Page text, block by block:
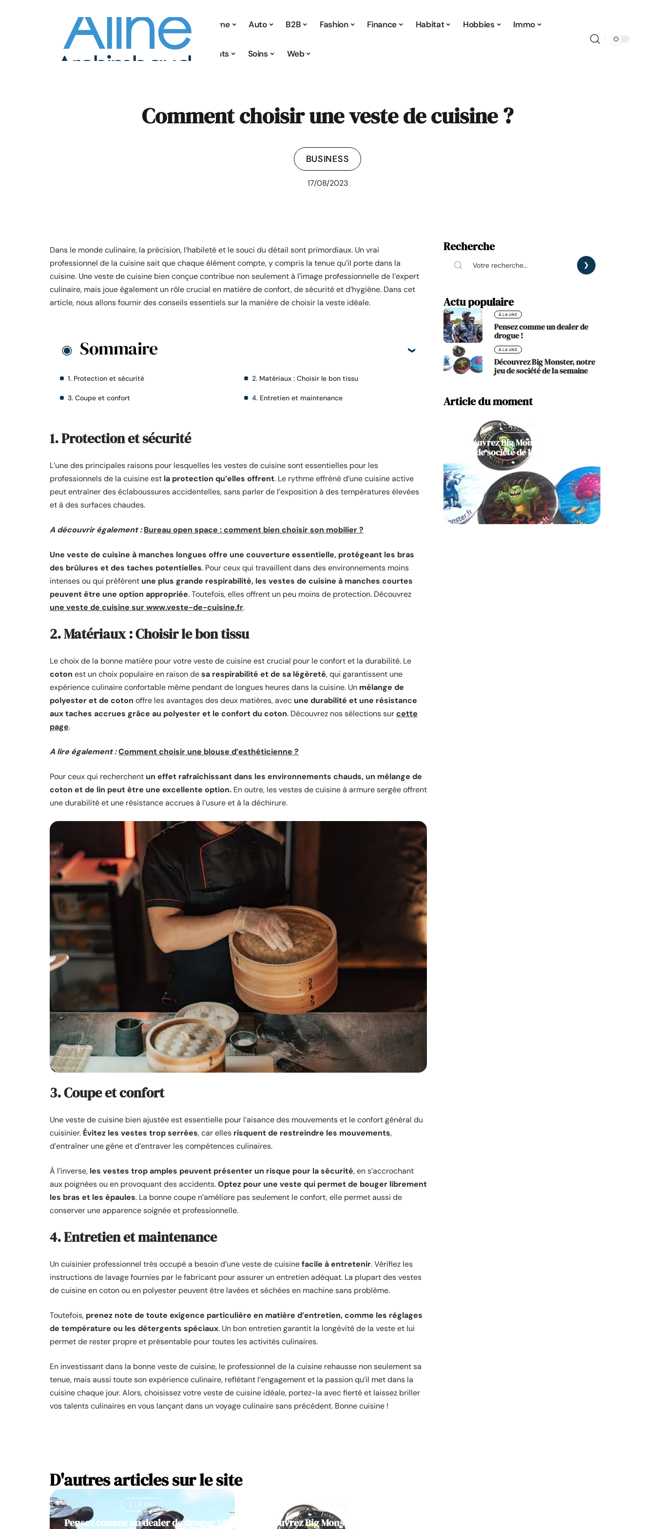
À la une Auto B2B Fashion Finance Habitat Hobbies Immo
Parents Soins Web
Comment choisir une veste de cuisine ?
BUSINESS
17/08/2023
Dans le monde culinaire, la précision, l’habileté et le souci du détail sont primordiaux. Un vrai
professionnel de la cuisine sait que chaque élément compte, y compris la tenue qu’il porte dans la
cuisine. Une veste de cuisine bien conçue contribue non seulement à l’image professionnelle de l’expert
culinaire, mais joue également un rôle crucial en matière de confort, de sécurité et d’hygiène. Dans cet
article, nous allons fournir des conseils essentiels sur la manière de choisir la veste idéale.
Sommaire
1. Protection et sécurité 2. Matériaux : Choisir le bon tissu
3. Coupe et confort 4. Entretien et maintenance
1. Protection et sécurité
L’une des principales raisons pour lesquelles les vestes de cuisine sont essentielles pour les
professionnels de la cuisine est la protection qu’elles offrent. Le rythme effréné d’une cuisine active
peut entraîner des éclaboussures accidentelles, sans parler de l’exposition à des températures élevées
et à des surfaces chaudes.
A découvrir également : Bureau open space : comment bien choisir son mobilier ?
Une veste de cuisine à manches longues offre une couverture essentielle, protégeant les bras
des brûlures et des taches potentielles. Pour ceux qui travaillent dans des environnements moins
intenses ou qui préfèrent une plus grande respirabilité, les vestes de cuisine à manches courtes
peuvent être une option appropriée. Toutefois, elles offrent un peu moins de protection. Découvrez
une veste de cuisine sur www.veste-de-cuisine.fr.
2. Matériaux : Choisir le bon tissu
Le choix de la bonne matière pour votre veste de cuisine est crucial pour le confort et la durabilité. Le
coton est un choix populaire en raison desa respirabilité et de sa légèreté, qui garantissent une
expérience culinaire confortable même pendant de longues heures dans la cuisine. Un mélange de
polyester et de coton offre les avantages des deux matières, avec une durabilité et une résistance
aux taches accrues grâce au polyester et le confort du coton. Découvrez nos sélections surcette
page.
A lire également :Comment choisir une blouse d’esthéticienne ?
Pour ceux qui recherchent un effet rafraîchissant dans les environnements chauds, un mélange de
coton et de lin peut être une excellente option. En outre, les vestes de cuisine à armure sergée offrent
une durabilité et une résistance accrues à l’usure et à la déchirure.
3. Coupe et confort
Une veste de cuisine bien ajustée est essentielle pour l’aisance des mouvements et le confort général du
cuisinier. Évitez les vestes trop serrées, car elles risquent de restreindre les mouvements,
d’entraîner une gêne et d’entraver les compétences culinaires.
À l’inverse, les vestes trop amples peuvent présenter un risque pour la sécurité, en s’accrochant
aux poignées ou en provoquant des accidents.Optez pour une veste qui permet de bouger librement
les bras et les épaules. La bonne coupe n’améliore pas seulement le confort, elle permet aussi de
conserver une apparence soignée et professionnelle.
4. Entretien et maintenance
Un cuisinier professionnel très occupé a besoin d’une veste de cuisinefacile à entretenir. Vérifiez les
instructions de lavage fournies par le fabricant pour assurer un entretien adéquat. La plupart des vestes
de cuisine en coton ou en polyester peuvent être lavées et séchées en machine sans problème.
Toutefois, prenez note de toute exigence particulière en matière d’entretien, comme les réglages
de température ou les détergents spéciaux. Un bon entretien garantit la longévité de la veste et lui
permet de rester propre et présentable pour toutes les activités culinaires.
En investissant dans la bonne veste de cuisine, le professionnel de la cuisine rehausse non seulement sa
tenue, mais aussi toute son expérience culinaire, reflétant l’engagement et la passion qu’il met dans la
cuisine chaque jour. Alors, choisissez votre veste de cuisine idéale, portez-la avec fierté et laissez briller
vos talents culinaires en vous lançant dans un voyage culinaire sans précédent. Bonne cuisine !
D'autres articles sur le site
À LA UNE
Pensez comme un dealer de drogue ! Découvrez Big Monster, notre jeu de
Recherche
Actu populaire
À LA UNE
Pensez comme un dealer de
drogue !
À LA UNE
Découvrez Big Monster, notre
jeu de société de la semaine
Article du moment
À LA UNE
Découvrez Big Monster, notre jeu
de société de la semaine